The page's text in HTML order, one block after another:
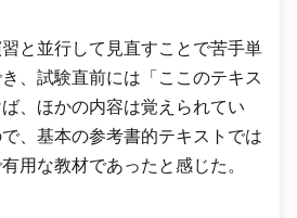
と並行して見直すことで苦手単
、試験直前には「ここのテキス
、ほかの内容は覚えられてい
、基本の参考書的テキストでは
用な教材であったと感じた。